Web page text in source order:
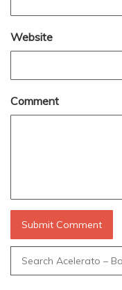
Website
Comment
Search
for: